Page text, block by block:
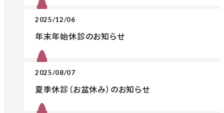
2025/12/06
年末年始休診のお知らせ
2025/08/07
夏季休診（お盆休み）のお知らせ